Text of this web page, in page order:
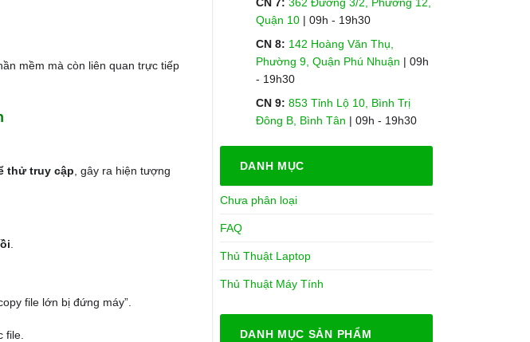
mềm mà còn liên quan trực tiếp
thử truy cập , gây ra hiện tượng
.
file lớn bị đứng máy”.
file.
Quận 10| 09h - 19h30
CN 8: 142 Hoàng Văn Thụ,
Phường 9, Quận Phú Nhuận | 09h
- 19h30
CN 9: 853 Tỉnh Lộ 10, Bình Trị
Đông B, Bình Tân | 09h - 19h30
DANH MỤC
Chưa phân loại
FAQ
Thủ Thuật Laptop
Thủ Thuật Máy Tính
DANH MỤC SẢN PHẨM